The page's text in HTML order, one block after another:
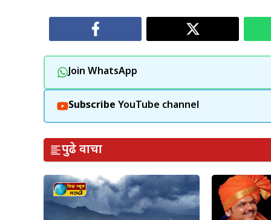
Join WhatsApp
Subscribe YouTube channel
पुढे वाचा